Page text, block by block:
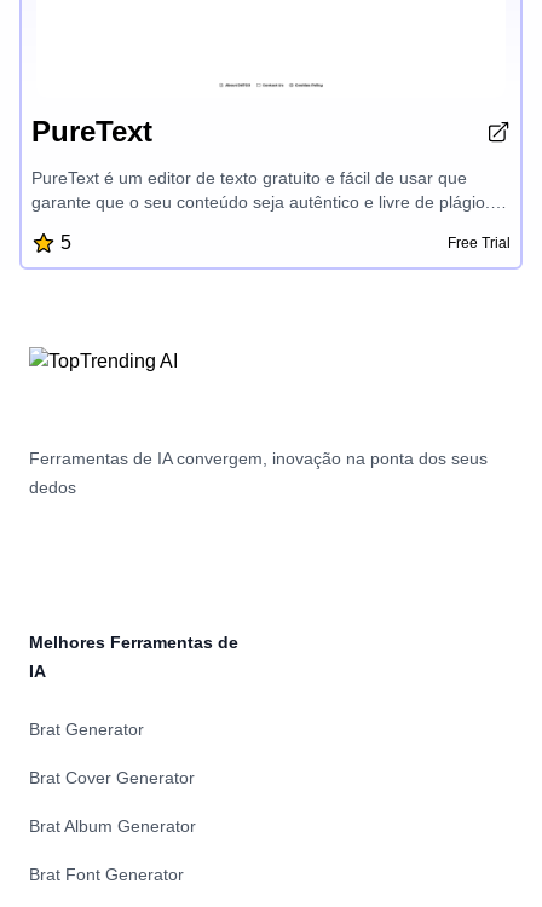
PureText
PureText é um editor de texto gratuito e fácil de usar que
garante que o seu conteúdo seja autêntico e livre de plágio.
o seu trabalho escrito, mantendo a pureza e a originalidade
das suas palavras. PureText é a ferramenta perfeita para
5 Free Trial
Ferramentas de IA convergem, inovação na ponta dos seus
dedos
Melhores Ferramentas de
IA
Brat Generator
Brat Cover Generator
Brat Album Generator
Brat Font Generator